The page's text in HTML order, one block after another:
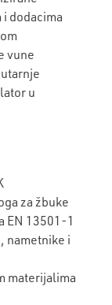
dodacima
vune
u
za žbuke
EN 13501-1
nametnike i
materijalima